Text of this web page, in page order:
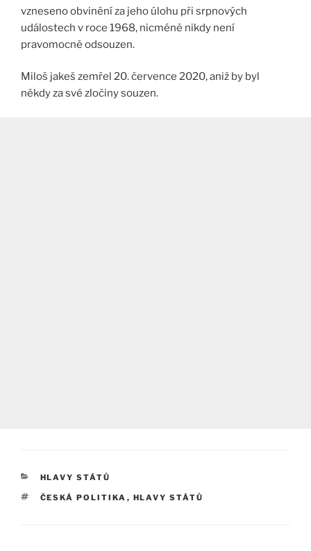
vzneseno obvinění za jeho úlohu při srpnových
událostech v roce 1968, nicméně nikdy není
pravomocně odsouzen.
Miloš jakeš zemřel 20. července 2020, aniž by byl
někdy za své zločiny souzen.
RUBRIKY
HLAVY STÁTŮ
ŠTÍTKY
ČESKÁ POLITIKA , HLAVY STÁTŮ